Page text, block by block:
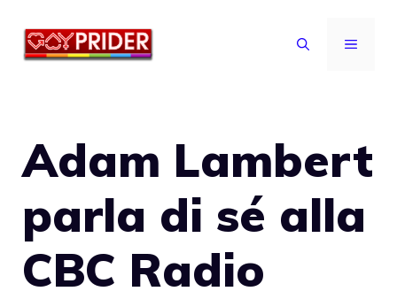
MENU
Adam Lambert
parla di sé alla
CBC Radio